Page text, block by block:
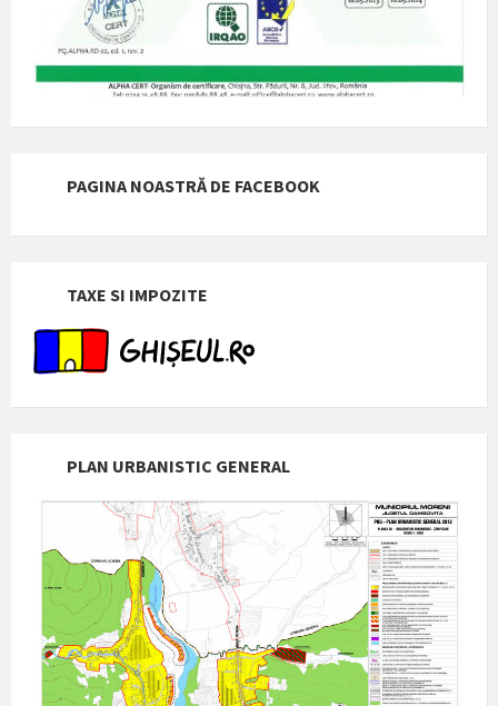
PAGINA NOASTRĂ DE FACEBOOK
TAXE SI IMPOZITE
PLAN URBANISTIC GENERAL